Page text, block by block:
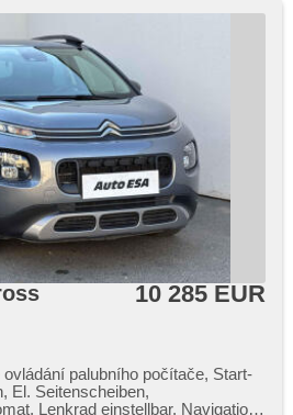
10 285 EUR
palubního počítače, Start-
El. Seitenscheiben,
Lenkrad einstellbar, Navigation,